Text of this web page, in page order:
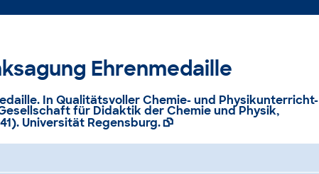
Ehrenmedaille
In Qualitätsvoller Chemie- und Physikunterricht-
für Didaktik der Chemie und Physik,
Universität Regensburg. 